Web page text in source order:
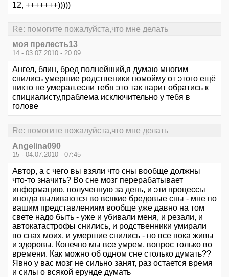
12, +++++++)))))
Re: помогите пожалуйста,что мне делать
моя прелесть13
14 - 03.07.2010 - 20:09
Ангел, блин, бред полнейший,я думаю многим
снились умершие родственики помойму от этого ещё
никто не умерал.если тебя это так парит обратись к
спициалисту,праблема исключительно у тебя в
голове
Re: помогите пожалуйста,что мне делать
Angelina090
15 - 04.07.2010 - 07:45
Автор, а с чего вы взяли что сны вообще должны
что-то значить? Во сне мозг перерабатывает
информацию, полученную за день, и эти процессы
иногда выливаются во всякие бредовые сны - мне по
вашим представлениям вообще уже давно на том
свете надо быть - уже и убивали меня, и резали, и
автокатастрофы снились, и родственники умирали
во снах моих, и умершие снились - но все пока живы
и здоровы. Конечно мы все умрем, вопрос только во
времени. Как можно об одном сне столько думать??
Явно у вас мозг не сильно занят, раз остается время
и силы о всякой ерунде думать